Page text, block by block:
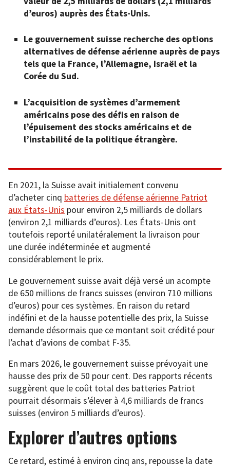
d’euros) auprès des États-Unis.
Le gouvernement suisse recherche des options
alternatives de défense aérienne auprès de pays
tels que la France, l’Allemagne, Israël et la
Corée du Sud.
L’acquisition de systèmes d’armement
américains pose des défis en raison de
l’épuisement des stocks américains et de
l’instabilité de la politique étrangère.
En 2021, la Suisse avait initialement convenu
d’acheter cinq batteries de défense aérienne Patriot
aux États-Unis pour environ 2,5 milliards de dollars
(environ 2,1 milliards d’euros). Les États-Unis ont
toutefois reporté unilatéralement la livraison pour
une durée indéterminée et augmenté
considérablement le prix.
Le gouvernement suisse avait déjà versé un acompte
de 650 millions de francs suisses (environ 710 millions
d’euros) pour ces systèmes. En raison du retard
indéfini et de la hausse potentielle des prix, la Suisse
demande désormais que ce montant soit crédité pour
l’achat d’avions de combat F-35.
En mars 2026, le gouvernement suisse prévoyait une
hausse des prix de 50 pour cent. Des rapports récents
suggèrent que le coût total des batteries Patriot
pourrait désormais s’élever à 4,6 milliards de francs
suisses (environ 5 milliards d’euros).
Explorer d’autres options
Ce retard, estimé à environ cinq ans, repousse la date